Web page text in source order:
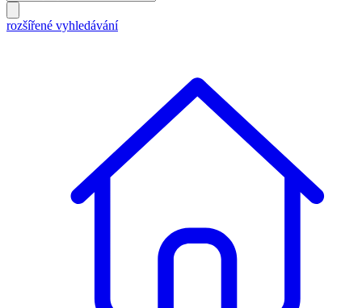
rozšířené vyhledávání